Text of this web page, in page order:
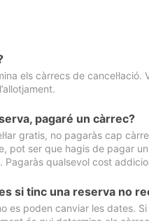
els càrrecs de cancel·lació.
pagaré un càrrec?
gratis, no pagaràs cap
pot ser que hagis de pagar
qualsevol cost
si tinc una reserva no
es poden canviar les dates.